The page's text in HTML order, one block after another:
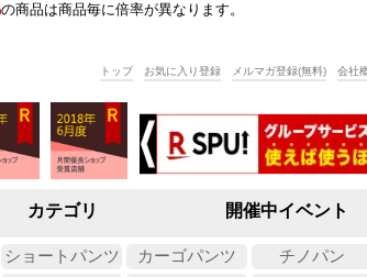
の商品は商品毎に倍率が異なります。